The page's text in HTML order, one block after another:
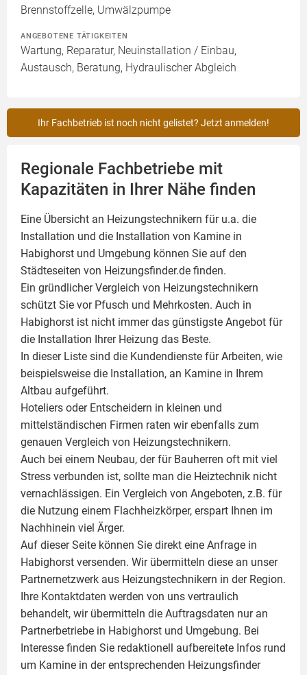
Brennstoffzelle, Umwälzpumpe
ANGEBOTENE TÄTIGKEITEN
Wartung, Reparatur, Neuinstallation / Einbau,
Austausch, Beratung, Hydraulischer Abgleich
Ihr Fachbetrieb ist noch nicht gelistet? Jetzt anmelden!
Regionale Fachbetriebe mit
Kapazitäten in Ihrer Nähe finden
Eine Übersicht an Heizungstechnikern für u.a. die
Installation und die Installation von Kamine in
Habighorst und Umgebung können Sie auf den
Städteseiten von Heizungsfinder.de finden.
Ein gründlicher Vergleich von Heizungstechnikern
schützt Sie vor Pfusch und Mehrkosten. Auch in
Habighorst ist nicht immer das günstigste Angebot für
die Installation Ihrer Heizung das Beste.
In dieser Liste sind die Kundendienste für Arbeiten, wie
beispielsweise die Installation, an Kamine in Ihrem
Altbau aufgeführt.
Hoteliers oder Entscheidern in kleinen und
mittelständischen Firmen raten wir ebenfalls zum
genauen Vergleich von Heizungstechnikern.
Auch bei einem Neubau, der für Bauherren oft mit viel
Stress verbunden ist, sollte man die Heiztechnik nicht
vernachlässigen. Ein Vergleich von Angeboten, z.B. für
die Nutzung einem Flachheizkörper, erspart Ihnen im
Nachhinein viel Ärger.
Auf dieser Seite können Sie direkt eine Anfrage in
Habighorst versenden. Wir übermitteln diese an unser
Partnernetzwerk aus Heizungstechnikern in der Region.
Ihre Kontaktdaten werden von uns vertraulich
behandelt, wir übermitteln die Auftragsdaten nur an
Partnerbetriebe in Habighorst und Umgebung. Bei
Interesse finden Sie redaktionell aufbereitete Infos rund
um Kamine in der entsprechenden Heizungsfinder